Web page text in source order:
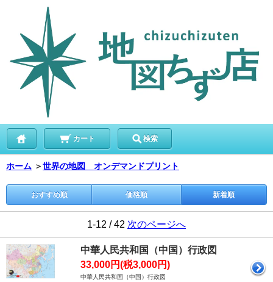
カート 検索
ホーム ＞世界の地図 オンデマンドプリント
おすすめ順 価格順 新着順
1-12 / 42 次のページへ
中華人民共和国（中国）行政図
33,000円(税3,000円)
中華人民共和国（中国）行政図